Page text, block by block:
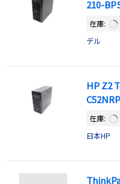
210-
在庫:
デル
HP Z2
在庫:
日本HP